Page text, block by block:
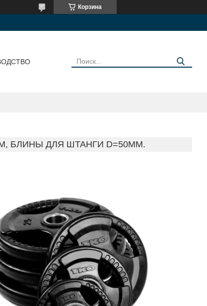
Корзина
БЛИНЫ ДЛЯ ШТАНГИ D=50ММ.